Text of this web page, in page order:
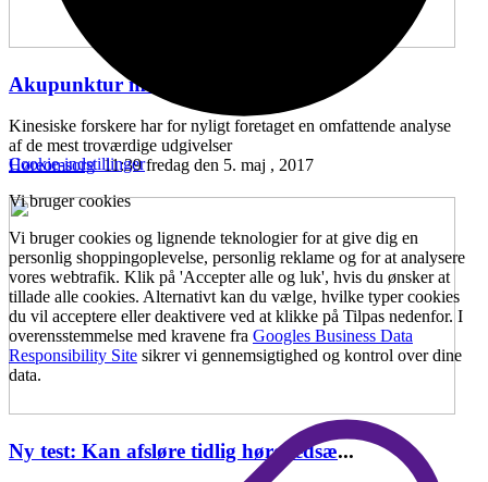
Akupunktur mod hørenedsættelse
Kinesiske forskere har for nyligt foretaget en omfattende analyse
af de mest troværdige udgivelser
Høreomsorg 11:39 fredag den 5. maj , 2017
Ny test: Kan afsløre tidlig hørenedsæ...
Cookie-indstillinger
Vi bruger cookies
Vi bruger cookies og lignende teknologier for at give dig en
personlig shoppingoplevelse, personlig reklame og for at analysere
vores webtrafik. Klik på 'Accepter alle og luk', hvis du ønsker at
tillade alle cookies. Alternativt kan du vælge, hvilke typer cookies
du vil acceptere eller deaktivere ved at klikke på Tilpas nedenfor. I
overensstemmelse med kravene fra Googles Business Data
Responsibility Site sikrer vi gennemsigtighed og kontrol over dine
data.